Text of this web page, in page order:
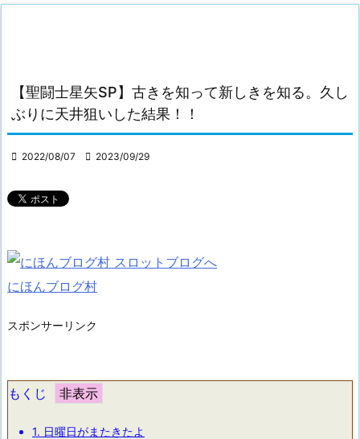
【聖闘士星矢SP】古きを知って新しきを知る。久し
ぶりに天井狙いした結果！！
 2022/08/07  2023/09/29
にほんブログ村
スポンサーリンク
もくじ
1. 日曜日がまたきたよ